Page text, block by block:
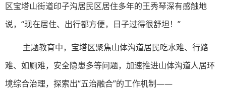
区宝塔山街道印子沟居民区居住多年的王秀琴深有感触地
说，“现在居住、出行都方便，日子过得很舒坦！”
主题教育中，宝塔区聚焦山体沟道居民吃水难、行路
难、如厕难，安全隐患多等问题，加速推进山体沟道人居环
境综合治理，探索出“五治融合”的工作机制——